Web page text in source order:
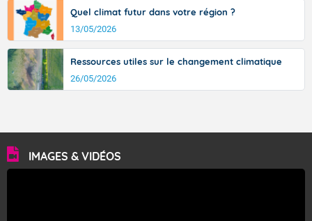
Quel climat futur dans votre région ?
13/05/2026
Ressources utiles sur le changement climatique
26/05/2026
IMAGES & VIDÉOS